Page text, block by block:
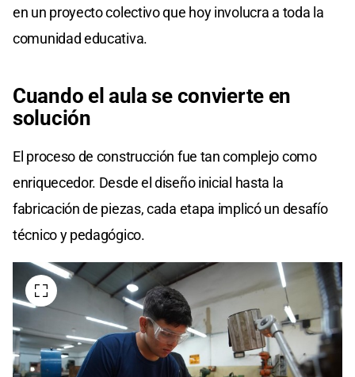
en un proyecto colectivo que hoy involucra a toda la
comunidad educativa.
Cuando el aula se convierte en
solución
El proceso de construcción fue tan complejo como
enriquecedor. Desde el diseño inicial hasta la
fabricación de piezas, cada etapa implicó un desafío
técnico y pedagógico.